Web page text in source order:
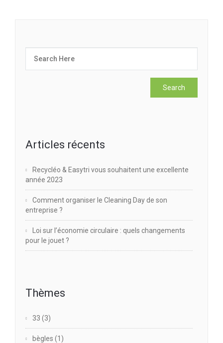
Articles récents
Recycléo & Easytri vous souhaitent une excellente
année 2023
Comment organiser le Cleaning Day de son
entreprise ?
Loi sur l’économie circulaire : quels changements
pour le jouet ?
Thèmes
33 (3)
bègles (1)